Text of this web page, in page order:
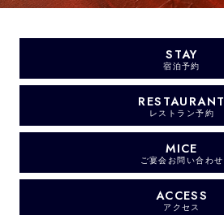
STAY
宿泊予約
RESTAURANT
レストラン予約
MICE
ご宴会お問い合わせ
ACCESS
アクセス